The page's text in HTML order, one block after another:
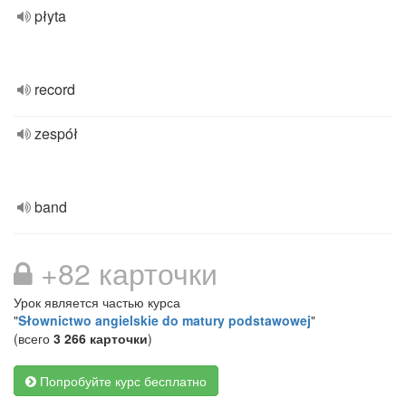
płyta
record
zespół
band
+82 карточки
Урок является частью курса
"Słownictwo angielskie do matury podstawowej"
(всего 3 266 карточки)
Попробуйте курс бесплатно